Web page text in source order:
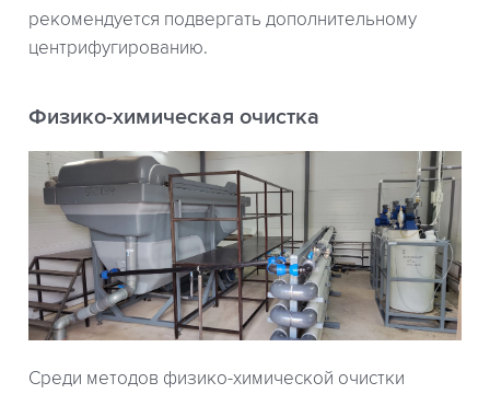
рекомендуется подвергать дополнительному
центрифугированию.
Физико-химическая очистка
Среди методов физико-химической очистки